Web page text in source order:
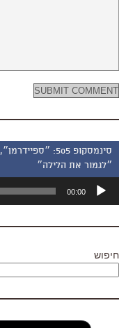
סינמסקופ 505:
״לגמור את הלילה״
אודיו
00:00
חיפוש